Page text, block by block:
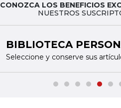
CONOZCA LOS BENEFICIOS
NUESTROS
BIBLIOTECA
Seleccione y conserve sus